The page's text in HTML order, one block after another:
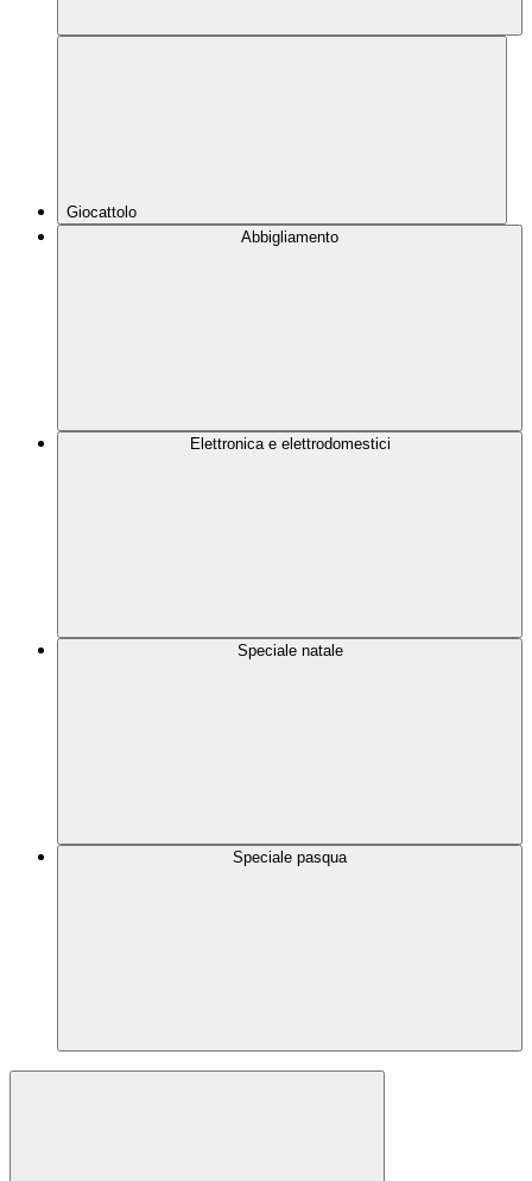
Giocattolo
Abbigliamento
Elettronica e elettrodomestici
Speciale natale
Speciale pasqua